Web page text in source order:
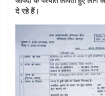
दे रहे हैं।